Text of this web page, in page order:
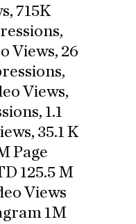
715K
Views, 26
Views,
1.1
35.1 K
Page
125.5 M
Views
1M